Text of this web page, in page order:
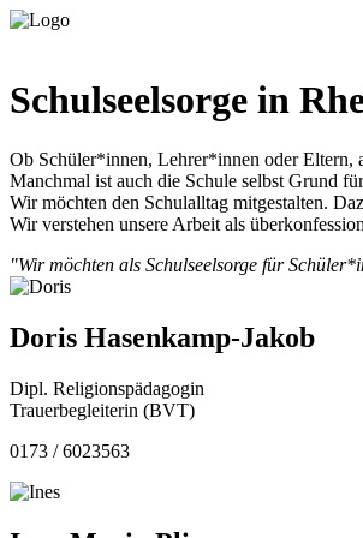
Schulseelsorge in
Ob Schüler*innen, Lehrer*innen oder Eltern,
Manchmal ist auch die Schule selbst Grund
Wir möchten den Schulalltag mitgestalten.
Wir verstehen unsere Arbeit als
"Wir möchten als Schulseelsorge für
Doris Hasenkamp-Jakob
Dipl. Religionspädagogin
Trauerbegleiterin (BVT)
0173 / 6023563